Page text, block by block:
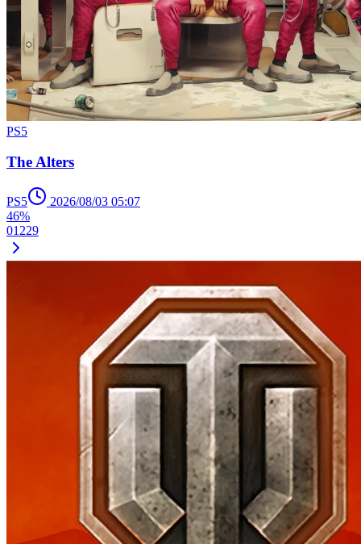
PS5
The Alters
PS5
2026/08/03 05:07
46%
01 229